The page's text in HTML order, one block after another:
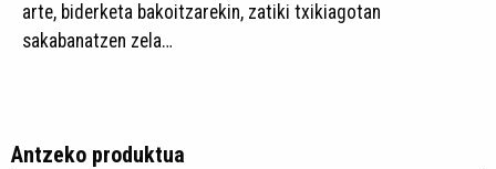
arte, biderketa bakoitzarekin, zatiki txikiagotan
sakabanatzen zela…
Antzeko produktua